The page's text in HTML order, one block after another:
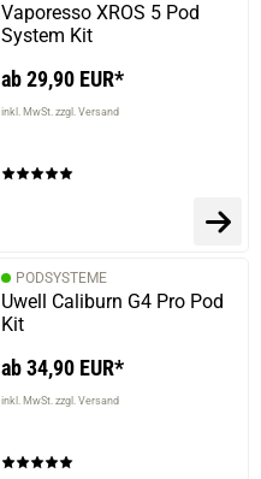
Vaporesso XROS 5 Pod
System Kit
ab 29,90 EUR*
inkl. MwSt. zzgl. Versand
PODSYSTEME
Uwell Caliburn G4 Pro Pod
Kit
ab 34,90 EUR*
inkl. MwSt. zzgl. Versand